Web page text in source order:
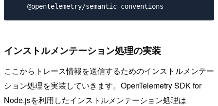
インストルメンテーション処理の実装
ここからトレース情報を送信するためのインストルメンテー
ション処理を実装していきます。OpenTelemetry SDK for
Node.jsを利用したインストルメンテーション処理は